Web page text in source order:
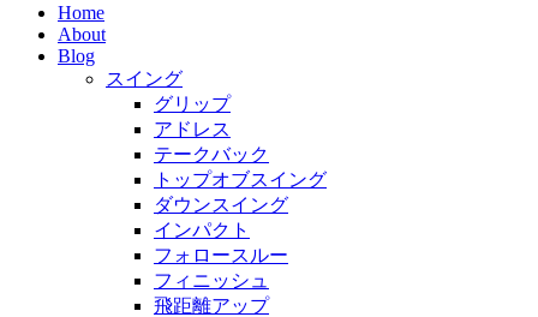
Home
About
Blog
スイング
グリップ
アドレス
テークバック
トップオブスイング
ダウンスイング
インパクト
フォロースルー
フィニッシュ
飛距離アップ